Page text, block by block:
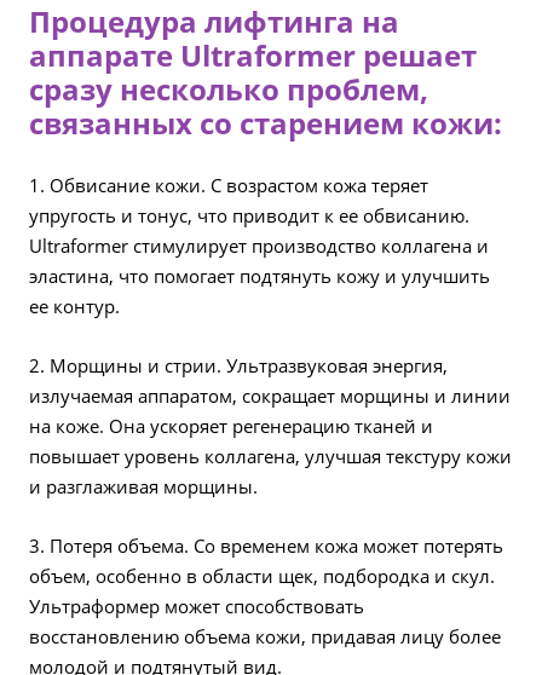
Процедура лифтинга на
аппарате Ultraformer решает
сразу несколько проблем,
связанных со старением кожи:
1. Обвисание кожи. С возрастом кожа теряет
упругость и тонус, что приводит к ее обвисанию.
Ultraformer стимулирует производство коллагена и
эластина, что помогает подтянуть кожу и улучшить
ее контур.
2. Морщины и стрии. Ультразвуковая энергия,
излучаемая аппаратом, сокращает морщины и линии
на коже. Она ускоряет регенерацию тканей и
повышает уровень коллагена, улучшая текстуру кожи
и разглаживая морщины.
3. Потеря объема. Со временем кожа может потерять
объем, особенно в области щек, подбородка и скул.
Ультраформер может способствовать
восстановлению объема кожи, придавая лицу более
молодой и подтянутый вид.